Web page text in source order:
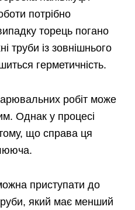
потрібно
торець погано
труби із зовнішнього
герметичність.
робіт може
Однак у процесі
що справа ця
приступати до
який має менший